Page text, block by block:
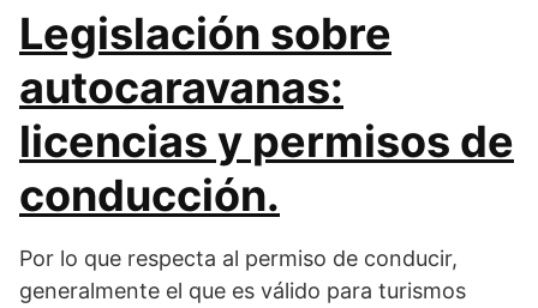
Legislación sobre
autocaravanas:
licencias y permisos de
conducción.
Por lo que respecta al permiso de conducir,
generalmente el que es válido para turismos